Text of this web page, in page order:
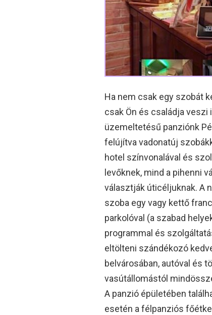
Ha nem csak egy szobát
csak Ön és családja
üzemeltetésű panziónk
felújítva vadonatúj
hotel színvonalával és
levőknek, mind a pihenni
választják úticéljuknak. A
szoba egy vagy kettő
parkolóval (a szabad
programmal és
eltölteni szándékozó
belvárosában, autóval és
vasútállomástól
A panzió épületében
esetén a félpanziós